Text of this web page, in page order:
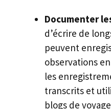
Documenter
d’écrire de
peuvent
observations
les
transcrits et
blogs de